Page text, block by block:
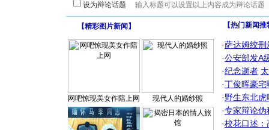
设为辩论话题
【精彩图片新闻 】
网吧惊现美女作陪上网 现代人的婚纱照
【热门新闻
·萨达姆绞刑
·公安部发A
·纪念逝者
·丁俊晖豪
·野生东北
·专家辩论伪
·校花口述：